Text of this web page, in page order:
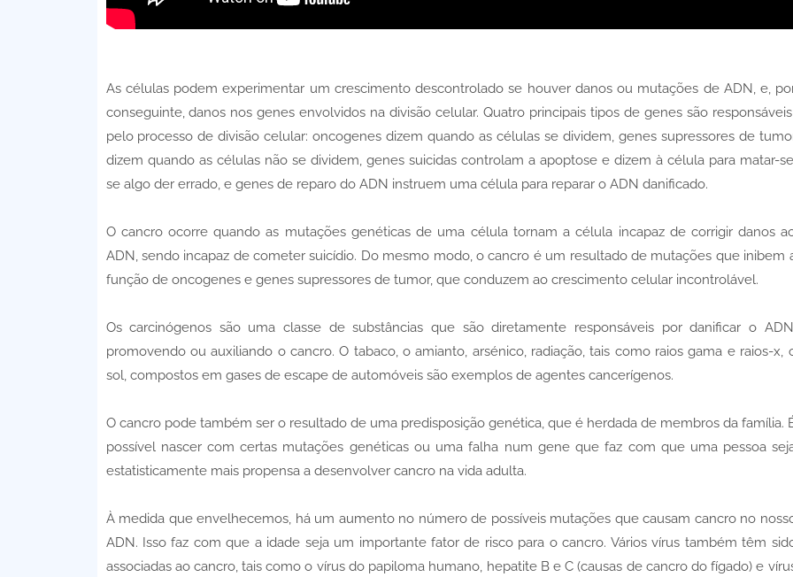
As células podem experimentar um crescimento descontrolado se houver danos ou mutações de ADN, e,
conseguinte, danos nos genes envolvidos na divisão celular. Quatro principais tipos de genes são responsáveis ​​
pelo processo de divisão celular: oncogenes dizem quando as células se dividem, genes supressores de
dizem quando as células não se dividem, genes suicidas controlam a apoptose e dizem à célula para matar-
se algo der errado, e genes de reparo do ADN instruem uma célula para reparar o ADN danificado.
O cancro ocorre quando as mutações genéticas de uma célula tornam a célula incapaz de corrigir danos
ADN, sendo incapaz de cometer suicídio. Do mesmo modo, o cancro é um resultado de mutações que inibem
função de oncogenes e genes supressores de tumor, que conduzem ao crescimento celular incontrolável.
Os carcinógenos são uma classe de substâncias que são diretamente responsáveis ​​por danificar o
promovendo ou auxiliando o cancro. O tabaco, o amianto, arsénico, radiação, tais como raios gama e raios-x,
sol, compostos em gases de escape de automóveis são exemplos de agentes cancerígenos.
O cancro pode também ser o resultado de uma predisposição genética, que é herdada de membros da família.
possível nascer com certas mutações genéticas ou uma falha num gene que faz com que uma pessoa
estatisticamente mais propensa a desenvolver cancro na vida adulta.
À medida que envelhecemos, há um aumento no número de possíveis mutações que causam cancro no
ADN. Isso faz com que a idade seja um importante fator de risco para o cancro. Vários vírus também têm
associadas ao cancro, tais como o vírus do papiloma humano, hepatite B e C (causas de cancro do fígado) e